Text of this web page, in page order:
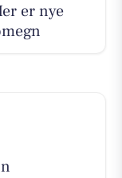
er nye